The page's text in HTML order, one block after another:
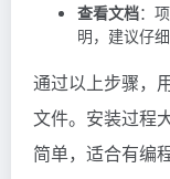
查看文档：
明，建议仔细
通过以上步骤，
文件。安装过程
简单，适合有编